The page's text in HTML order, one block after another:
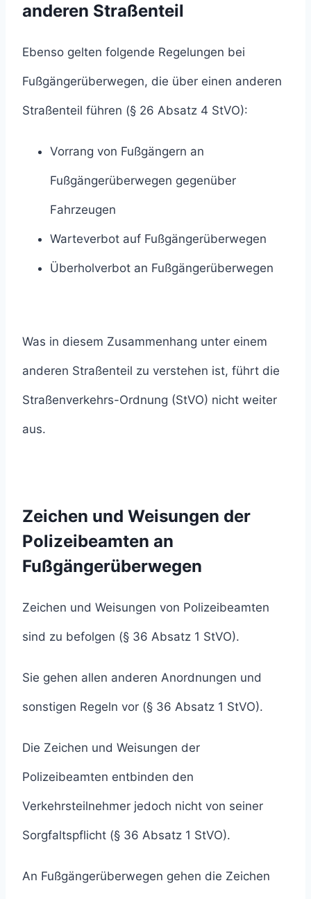
anderen Straßenteil
Ebenso gelten folgende Regelungen bei
Fußgängerüberwegen, die über einen anderen
Straßenteil führen (§ 26 Absatz 4 StVO):
Vorrang von Fußgängern an
Fußgängerüberwegen gegenüber
Fahrzeugen
Warteverbot auf Fußgängerüberwegen
Überholverbot an Fußgängerüberwegen
Was in diesem Zusammenhang unter einem
anderen Straßenteil zu verstehen ist, führt die
Straßenverkehrs-Ordnung (StVO) nicht weiter
aus.
Zeichen und Weisungen der
Polizeibeamten an
Fußgängerüberwegen
Zeichen und Weisungen von Polizeibeamten
sind zu befolgen (§ 36 Absatz 1 StVO).
Sie gehen allen anderen Anordnungen und
sonstigen Regeln vor (§ 36 Absatz 1 StVO).
Die Zeichen und Weisungen der
Polizeibeamten entbinden den
Verkehrsteilnehmer jedoch nicht von seiner
Sorgfaltspflicht (§ 36 Absatz 1 StVO).
An Fußgängerüberwegen gehen die Zeichen